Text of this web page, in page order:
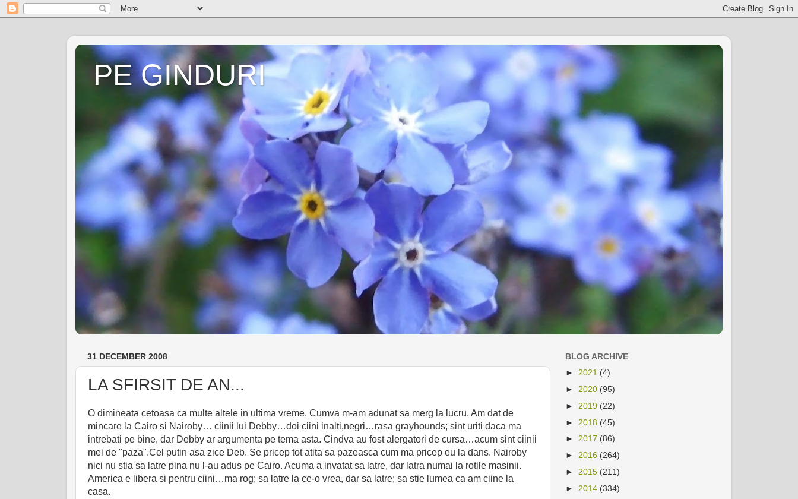
PE GINDURI
31 DECEMBER 2008
LA SFIRSIT DE AN...
O dimineata cetoasa ca multe altele in ultima vreme. Cumva m-am adunat sa merg la lucru. Am dat de
mincare la Cairo si Nairoby… ciinii lui Debby…doi ciini inalti,negri…rasa grayhounds; sint uriti daca ma
intrebati pe bine, dar Debby ar argumenta pe tema asta. Cindva au fost alergatori de cursa…acum sint ciinii
mei de "paza".Cel putin asa zice Deb. Se pricep tot atita sa pazeasca cum ma pricep eu la dans. Nairoby
nici nu stia sa latre pina nu l-au adus pe Cairo. Acuma a invatat sa latre, dar latra numai la rotile masinii.
America e libera si pentru ciini…ma rog; sa latre la ce-o vrea, dar sa latre; sa stie lumea ca am ciine la
casa.
BLOG ARCHIVE
► 2021 (4)
► 2020 (95)
► 2019 (22)
► 2018 (45)
► 2017 (86)
► 2016 (264)
► 2015 (211)
► 2014 (334)